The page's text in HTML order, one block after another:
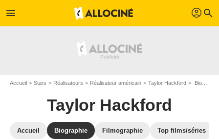
menu profil search
Accueil Stars Réalisateurs Réalisateur américain Taylor Hackford Biographie Taylor Hackford
Taylor Hackford
Accueil Biographie Filmographie Top films/séries